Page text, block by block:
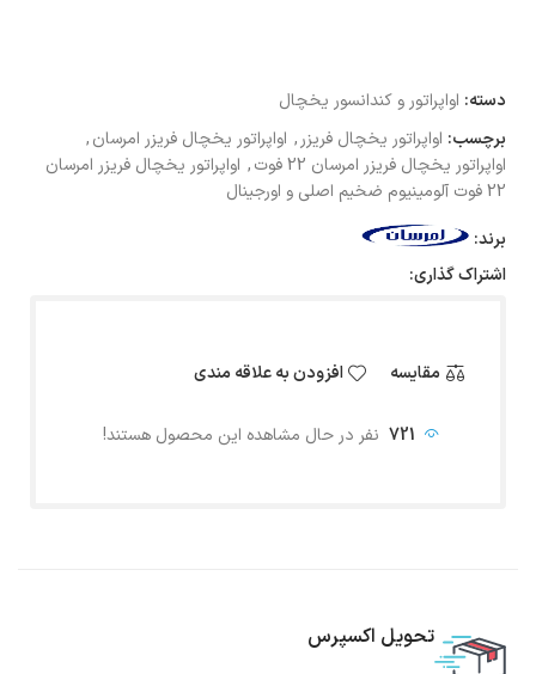
دسته: اواپراتور و کندانسور یخچال
برچسب: اواپراتور یخچال فریزر , اواپراتور یخچال فریزر امرسان,
اواپراتور یخچال فریزر امرسان 22 فوت
, اواپراتور یخچال فریزر امرسان
22 فوت آلومینیوم ضخیم اصلی و اورجینال
برند:
اشتراک گذاری:
مقایسه افزودن به علاقه مندی
721 نفر در حال مشاهده این محصول هستند!
تحویل اکسپرس